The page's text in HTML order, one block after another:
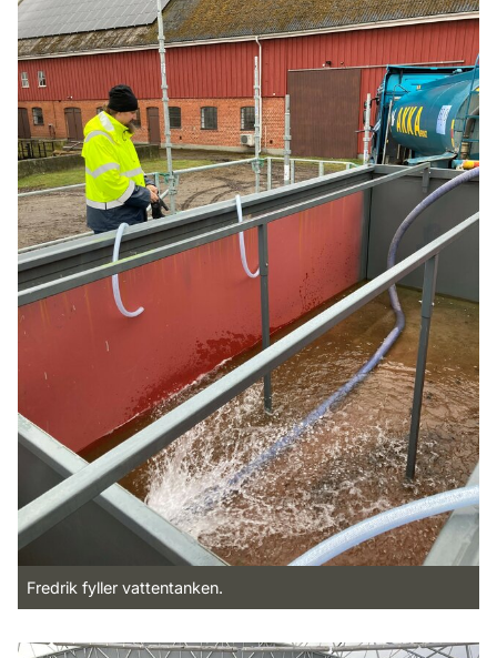
Fredrik fyller vattentanken.